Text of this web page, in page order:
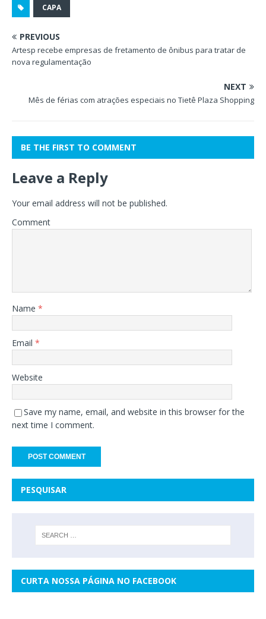
CAPA
PREVIOUS
Artesp recebe empresas de fretamento de ônibus para tratar de
nova regulamentação
NEXT
Mês de férias com atrações especiais no Tietê Plaza Shopping
BE THE FIRST TO COMMENT
Leave a Reply
Your email address will not be published.
Comment
Name *
Email *
Website
Save my name, email, and website in this browser for the
next time I comment.
PESQUISAR
CURTA NOSSA PÁGINA NO FACEBOOK